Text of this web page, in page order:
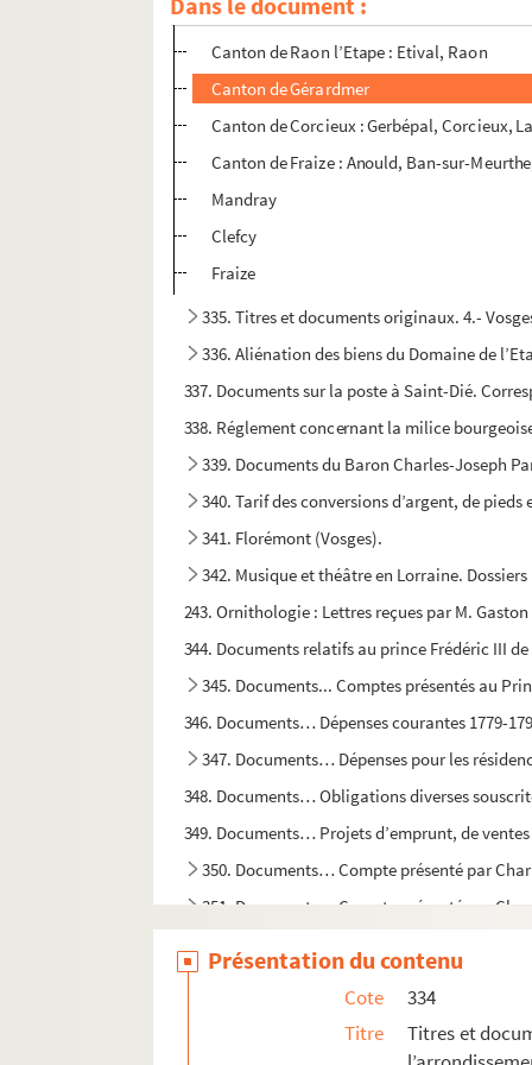
Provenchères, Colroy, La Petite Fosse, La
Canton de Raon l’Etape : Etival, Raon
Canton de Gérardmer
Canton de Corcieux : Gerbépal, Corcieux,
Canton de Fraize : Anould, Ban-sur-
Mandray
Clefcy
Fraize
335. Titres et documents originaux. 4.-
336. Aliénation des biens du Domaine de
337. Documents sur la poste à Saint-Dié.
338. Réglement concernant la milice
339. Documents du Baron Charles-Joseph
340. Tarif des conversions d’argent, de pieds
341. Florémont (Vosges).
342. Musique et théâtre en Lorraine.
243. Ornithologie : Lettres reçues par M.
344. Documents relatifs au prince Frédéric III
345. Documents... Comptes présentés au
346. Documents… Dépenses courantes 1779-
347. Documents… Dépenses pour les
348. Documents… Obligations diverses
349. Documents… Projets d’emprunt, de
350. Documents… Compte présenté par
351. Documents… Compte présenté par
353. Documents… Succession de la Princesse
355. Documents… Succession du Prince de
Présentation du contenu
Cote
334
Titre
Titres et